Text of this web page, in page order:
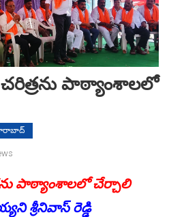
పాఠ్యాంశాలలో
పాఠ్యాంశాలలో చేర్చాలి
శ్రీనివాస్ రెడ్డి